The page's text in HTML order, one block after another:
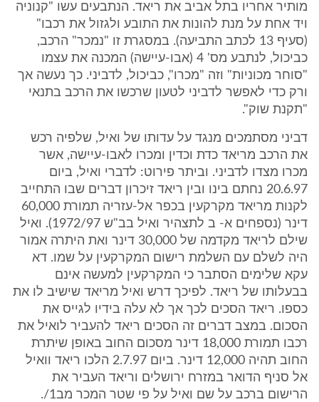
מותיר אחריו בתל אביב את ריאד. הנתבעים עשו "קנוניה
ויד אחת על מנת להונות את התובע ולגזול את רכבו"
(סעיף 13 לכתב התביעה). במסגרת זו "נמכר" הרכב,
כביכול, לנתבע מס' 4 (אבו-עיישה) המכנה את עצמו
"סוחר מכוניות" וזה "מכרו", כביכול, לדביני. כך נעשה אך
ורק כדי לאפשר לדביני לטעון שרכשו את הרכב בתנאי
"תקנת שוק".
דביני מסתמכים מנגד על עדותו של ואיל, שלפיה רכש
את הרכב מריאד כדת וכדין ומכרו לאבו-עיישה, אשר
מכרו מצדו לדביני. וביתר פירוט: לדברי ואיל, ביום
20.6.97 נחתם בינו ובין ריאד זיכרון דברים שבו התחייב
לקנות מריאד מקרקעין בכפר אל-עזריה תמורת 60,000
דינר (נספחים א- ב לתצהיר ואיל בב"ש 1972/97). ואיל
שילם לריאד מקדמה של 30,000 דינר ואת היתרה אמור
היה לשלם עם השלמת רישום המקרקעין על שמו. דא
עקא שלימים הסתבר כי המקרקעין למעשה אינם
בבעלותו של ריאד. לפיכך דרש ואיל מריאד שישיב לו את
כספו. ריאד הסכים לכך אך לא עלה בידיו לגייס את
הסכום. במצב דברים זה הסכים ריאד להעביר לואיל את
רכבו תמורת 18,000 דינר מסכום החוב באופן שיתרת
החוב תהיה 12,000 דינר. ביום 2.7.97 הלכו ריאד וואיל
אל סניף הדואר במזרח ירושלים וריאד העביר את
הרישום ברכב על שם ואיל על פי שטר המכר מב1/.